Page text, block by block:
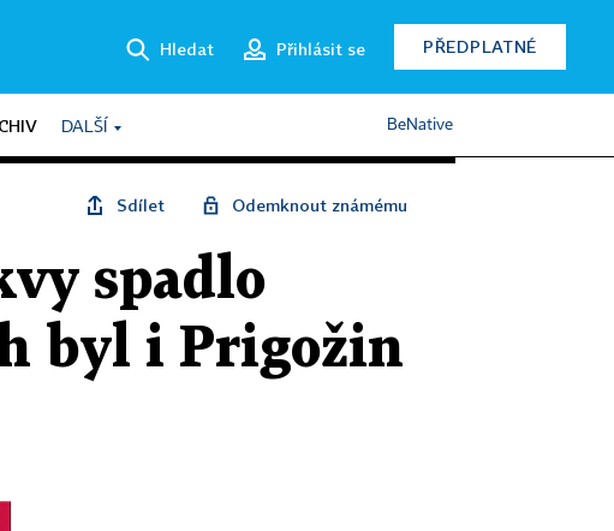
Hledat Přihlásit se PŘEDPLATNÉ
DALŠÍ BeNative
Sdílet Odemknout známému
spadlo
byl i Prigožin